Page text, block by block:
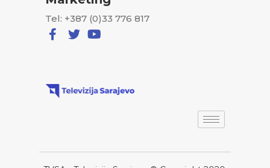
Tel: +387 (0)33 776 817